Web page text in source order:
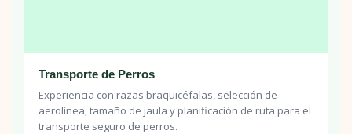
Transporte de Perros
Experiencia con razas braquicéfalas, selección de
aerolínea, tamaño de jaula y planificación de ruta para el
transporte seguro de perros.